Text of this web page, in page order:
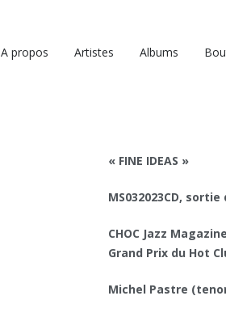
A propos Artistes Albums
« FINE IDEAS »
MS032023CD,
CHOC Jazz
Grand Prix du Hot
Michel Pastre